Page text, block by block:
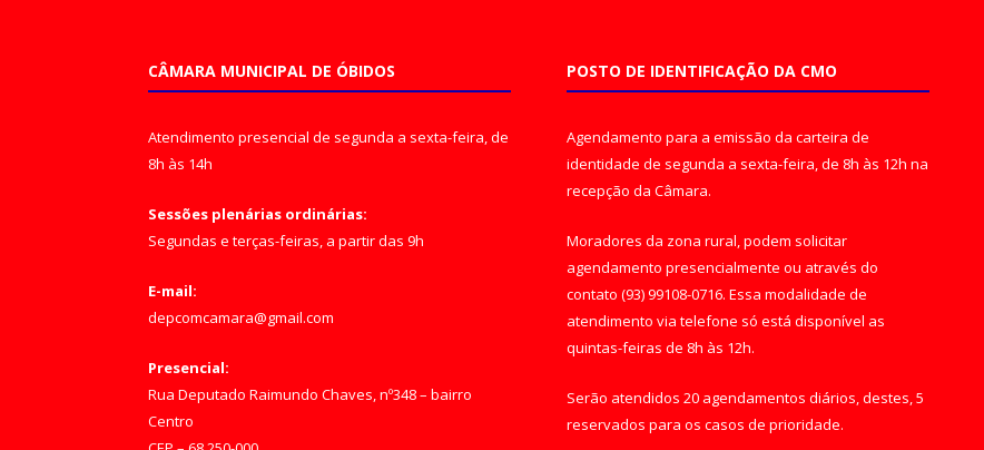
CÂMARA MUNICIPAL DE ÓBIDOS
Atendimento presencial de segunda a sexta-feira, de
8h às 14h
Sessões plenárias ordinárias:
Segundas e terças-feiras, a partir das 9h
E-mail:
depcomcamara@gmail.com
Presencial:
Rua Deputado Raimundo Chaves, nº348 – bairro
Centro
POSTO DE IDENTIFICAÇÃO DA CMO
Agendamento para a emissão da carteira de
identidade de segunda a sexta-feira, de 8h às 12h na
recepção da Câmara.
Moradores da zona rural, podem solicitar
agendamento presencialmente ou através do
contato (93) 99108-0716. Essa modalidade de
atendimento via telefone só está disponível as
quintas-feiras de 8h às 12h.
Serão atendidos 20 agendamentos diários, destes, 5
reservados para os casos de prioridade.